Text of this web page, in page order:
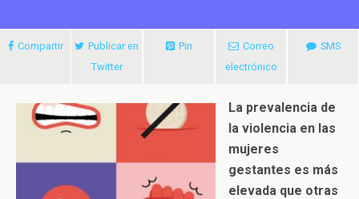
Compartir
Publicar en
Twitter
Pin
Correo
electrónico
SMS
La prevalencia de
la violencia en las
mujeres
gestantes es más
elevada que otras